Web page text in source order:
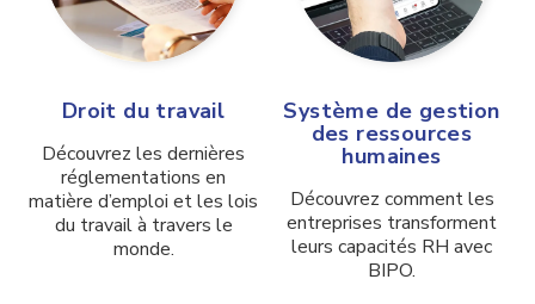
Droit du travail
Découvrez les dernières
réglementations en
matière d’emploi et les lois
du travail à travers le
monde.
Système de gestion
des ressources
humaines
Découvrez comment les
entreprises transforment
leurs capacités RH avec
BIPO.